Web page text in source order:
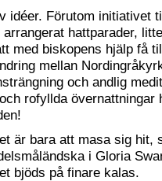
idéer. Förutom initiativet
hattparader,
med biskopens hjälp få
mellan
och andlig
rofyllda övernattningar
är bara att masa sig hit,
i Gloria
bjöds på finare kalas.